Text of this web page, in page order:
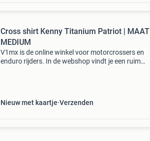
Cross shirt Kenny Titanium Patriot | MAAT
MEDIUM
V1mx is de online winkel voor motorcrossers en
enduro rijders. In de webshop vindt je een ruim
Nieuw met kaartje Verzenden